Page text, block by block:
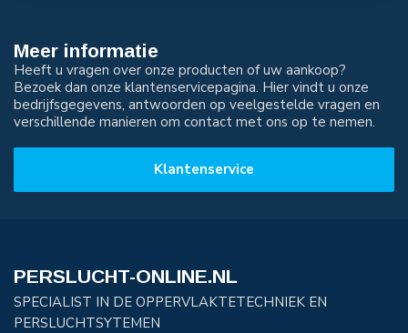
Meer informatie
Heeft u vragen over onze producten of uw aankoop?
Bezoek dan onze klantenservicepagina. Hier vindt u onze
bedrijfsgegevens, antwoorden op veelgestelde vragen en
verschillende manieren om contact met ons op te nemen.
Klantenservice
PERSLUCHT-ONLINE.NL
SPECIALIST IN DE OPPERVLAKTETECHNIEK EN
PERSLUCHTSYTEMEN